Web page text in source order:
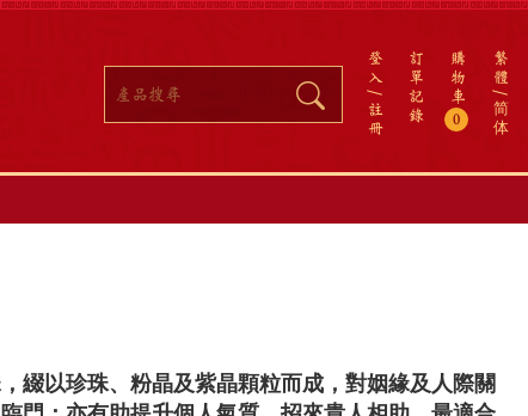
繁
體
简
体
購
物
車
0
訂
單
記
錄
登
入
註
冊
綴以珍珠、粉晶及紫晶顆粒而成，對姻緣及人際關